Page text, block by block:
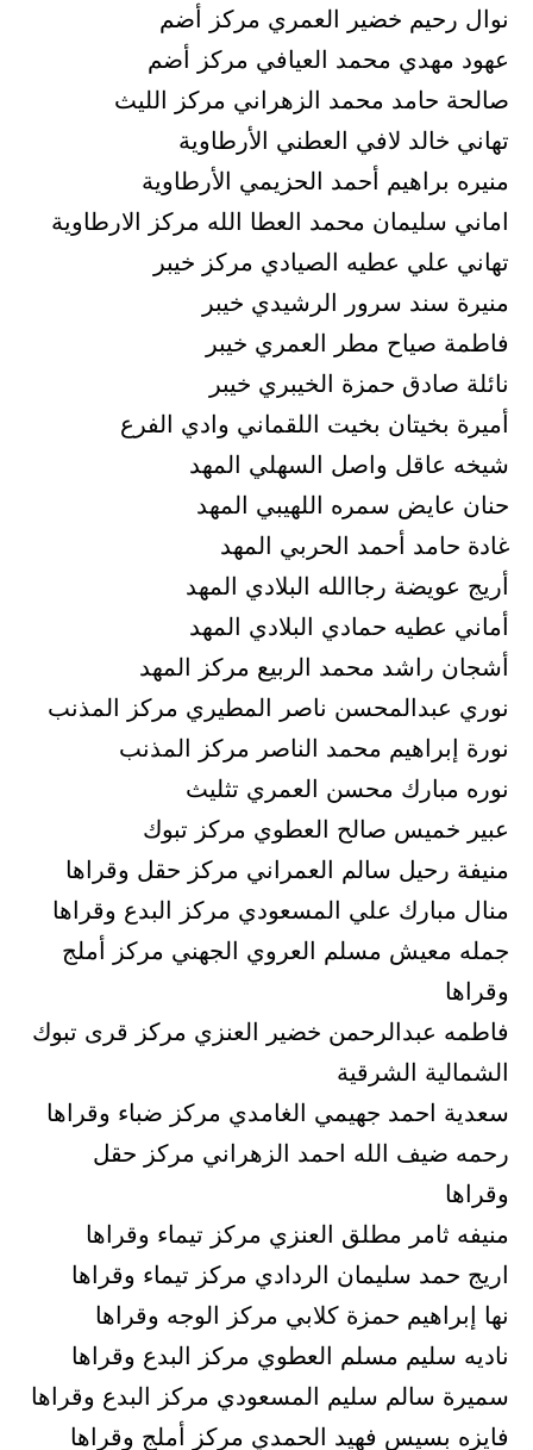
نوال رحيم خضير العمري مركز أضم
عهود مهدي محمد العيافي مركز أضم
صالحة حامد محمد الزهراني مركز الليث
تهاني خالد لافي العطني الأرطاوية
منيره براهيم أحمد الحزيمي الأرطاوية
اماني سليمان محمد العطا الله مركز الارطاوية
تهاني علي عطيه الصيادي مركز خيبر
منيرة سند سرور الرشيدي خيبر
فاطمة صياح مطر العمري خيبر
نائلة صادق حمزة الخيبري خيبر
أميرة بخيتان بخيت اللقماني وادي الفرع
شيخه عاقل واصل السهلي المهد
حنان عايض سمره اللهيبي المهد
غادة حامد أحمد الحربي المهد
أريج عويضة رجاالله البلادي المهد
أماني عطيه حمادي البلادي المهد
أشجان راشد محمد الربيع مركز المهد
نوري عبدالمحسن ناصر المطيري مركز المذنب
نورة إبراهيم محمد الناصر مركز المذنب
نوره مبارك محسن العمري تثليث
عبير خميس صالح العطوي مركز تبوك
منيفة رحيل سالم العمراني مركز حقل وقراها
منال مبارك علي المسعودي مركز البدع وقراها
جمله معيش مسلم العروي الجهني مركز أملج
وقراها
فاطمه عبدالرحمن خضير العنزي مركز قرى تبوك
الشمالية الشرقية
سعدية احمد جهيمي الغامدي مركز ضباء وقراها
رحمه ضيف الله احمد الزهراني مركز حقل
وقراها
منيفه ثامر مطلق العنزي مركز تيماء وقراها
اريج حمد سليمان الردادي مركز تيماء وقراها
نها إبراهيم حمزة كلابي مركز الوجه وقراها
ناديه سليم مسلم العطوي مركز البدع وقراها
سميرة سالم سليم المسعودي مركز البدع وقراها
فايزه بسيس فهيد الحمدي مركز أملج وقراها